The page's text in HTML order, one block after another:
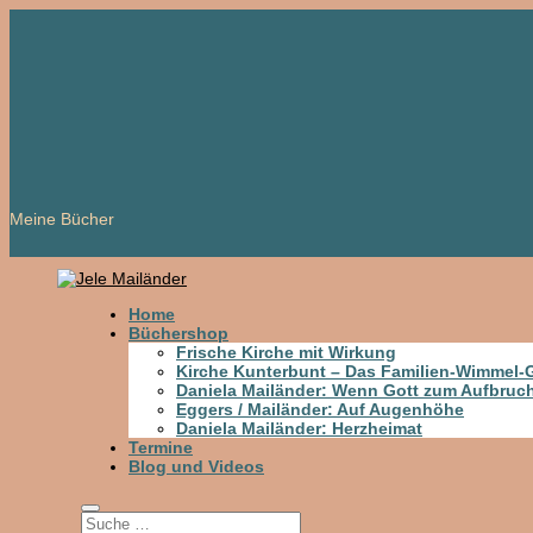
Meine Bücher
Home
Büchershop
Frische Kirche mit Wirkung
Kirche Kunterbunt – Das Familien-
Daniela Mailänder: Wenn Gott zum
Eggers / Mailänder: Auf Augenhöhe
Daniela Mailänder: Herzheimat
Termine
Blog und Videos